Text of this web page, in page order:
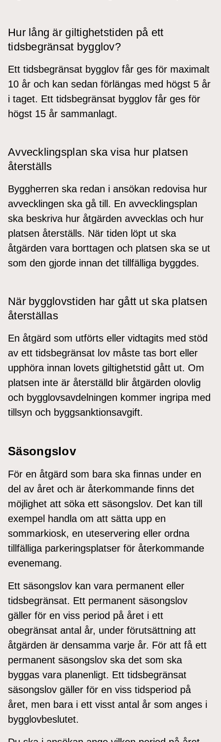
Hur lång är giltighetstiden på ett
tidsbegränsat bygglov?
Ett tidsbegränsat bygglov får ges för maximalt
10 år och kan sedan förlängas med högst 5 år
i taget. Ett tidsbegränsat bygglov får ges för
högst 15 år sammanlagt.
Avvecklingsplan ska visa hur platsen
återställs
Byggherren ska redan i ansökan redovisa hur
avvecklingen ska gå till. En avvecklingsplan
ska beskriva hur åtgärden avvecklas och hur
platsen återställs. När tiden löpt ut ska
åtgärden vara borttagen och platsen ska se ut
som den gjorde innan det tillfälliga byggdes.
När bygglovstiden har gått ut ska platsen
återställas
En åtgärd som utförts eller vidtagits med stöd
av ett tidsbegränsat lov måste tas bort eller
upphöra innan lovets giltighetstid gått ut. Om
platsen inte är återställd blir åtgärden olovlig
och bygglovsavdelningen kommer ingripa med
tillsyn och byggsanktionsavgift.
Säsongslov
För en åtgärd som bara ska finnas under en
del av året och är återkommande finns det
möjlighet att söka ett säsongslov. Det kan till
exempel handla om att sätta upp en
sommarkiosk, en uteservering eller ordna
tillfälliga parkeringsplatser för återkommande
evenemang.
Ett säsongslov kan vara permanent eller
tidsbegränsat. Ett permanent säsongslov
gäller för en viss period på året i ett
obegränsat antal år, under förutsättning att
åtgärden är densamma varje år. För att få ett
permanent säsongslov ska det som ska
byggas vara planenligt. Ett tidsbegränsat
säsongslov gäller för en viss tidsperiod på
året, men bara i ett visst antal år som anges i
bygglovbeslutet.